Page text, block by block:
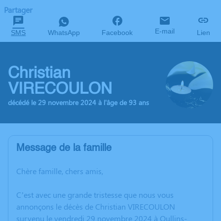
Partager
SMS WhatsApp Facebook E-mail Lien
Christian
VIRECOULON
décédé le 29 novembre 2024 à l'âge de 93 ans
Message de la famille
Chère famille, chers amis,
C’est avec une grande tristesse que nous vous
annonçons le décès de Christian VIRECOULON
survenu le vendredi 29 novembre 2024 à Oullins-